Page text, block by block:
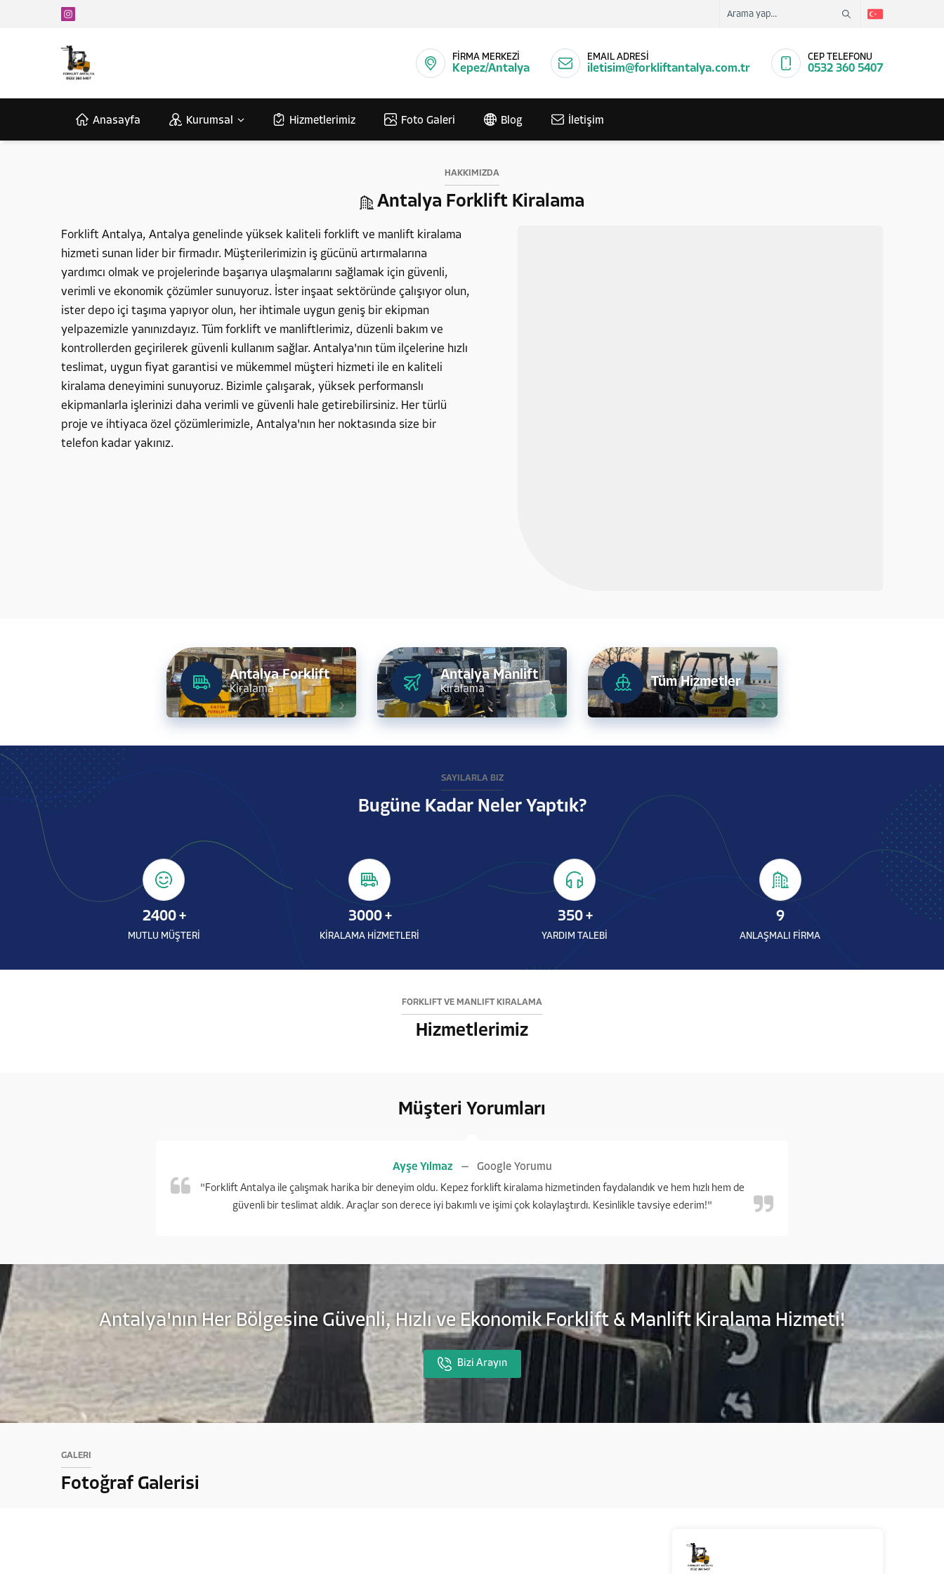
FİRMA MERKEZİ
Kepez/Antalya
EMAIL ADRESİ
iletisim@forkliftantalya.com.tr
CEP TELEFONU
0532 360 5407
Anasayfa Kurumsal Hizmetlerimiz Foto Galeri Blog İletişim
HAKKIMIZDA
Antalya Forklift Kiralama
Forklift Antalya, Antalya genelinde yüksek kaliteli forklift ve manlift kiralama
hizmeti sunan lider bir firmadır. Müşterilerimizin iş gücünü artırmalarına
yardımcı olmak ve projelerinde başarıya ulaşmalarını sağlamak için güvenli,
verimli ve ekonomik çözümler sunuyoruz. İster inşaat sektöründe çalışıyor olun,
ister depo içi taşıma yapıyor olun, her ihtimale uygun geniş bir ekipman
yelpazemizle yanınızdayız. Tüm forklift ve manliftlerimiz, düzenli bakım ve
kontrollerden geçirilerek güvenli kullanım sağlar. Antalya'nın tüm ilçelerine hızlı
teslimat, uygun fiyat garantisi ve mükemmel müşteri hizmeti ile en kaliteli
kiralama deneyimini sunuyoruz. Bizimle çalışarak, yüksek performanslı
ekipmanlarla işlerinizi daha verimli ve güvenli hale getirebilirsiniz. Her türlü
proje ve ihtiyaca özel çözümlerimizle, Antalya'nın her noktasında size bir
telefon kadar yakınız.
Antalya Forklift
Kiralama
Antalya Manlift
Kiralama Tüm Hizmetler
SAYILARLA BİZ
Bugüne Kadar Neler Yaptık?
2400+
MUTLU MÜŞTERİ
3000+
KİRALAMA HİZMETLERİ
350+
YARDIM TALEBİ
9
ANLAŞMALI FİRMA
FORKLİFT VE MANLİFT KİRALAMA
Hizmetlerimiz
Müşteri Yorumları
Ayşe Yılmaz Google Yorumu
"Forklift Antalya ile çalışmak harika bir deneyim oldu. Kepez forklift kiralama hizmetinden faydalandık ve hem hızlı hem de
güvenli bir teslimat aldık. Araçlar son derece iyi bakımlı ve işimi çok kolaylaştırdı. Kesinlikle tavsiye ederim!"
Antalya'nın Her Bölgesine Güvenli, Hızlı ve Ekonomik Forklift & Manlift Kiralama Hizmeti!
Bizi Arayın
GALERİ
Fotoğraf Galerisi